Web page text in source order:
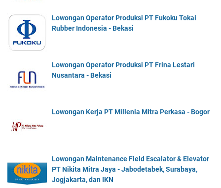
Lowongan Operator Produksi PT Fukoku Tokai
Rubber Indonesia - Bekasi
Lowongan Operator Produksi PT Frina Lestari
Nusantara - Bekasi
Lowongan Kerja PT Millenia Mitra Perkasa - Bogor
Lowongan Maintenance Field Escalator & Elevator
PT Nikita Mitra Jaya - Jabodetabek, Surabaya,
Jogjakarta, dan IKN